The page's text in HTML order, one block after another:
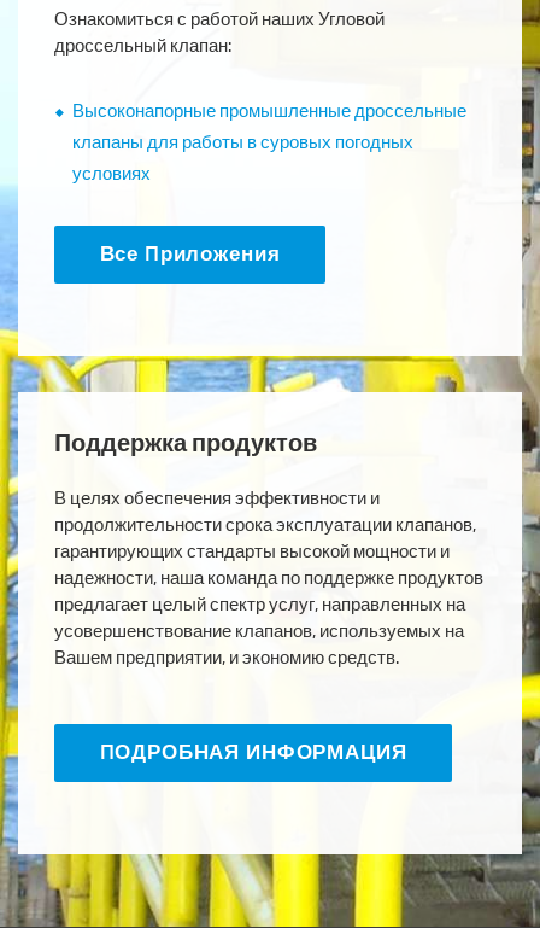
Ознакомиться с работой наших Угловой
дроссельный клапан:
Высоконапорные промышленные дроссельные
клапаны для работы в суровых погодных
условиях
Все Приложения
Поддержка продуктов
В целях обеспечения эффективности и
продолжительности срока эксплуатации клапанов,
гарантирующих стандарты высокой мощности и
надежности, наша команда по поддержке продуктов
предлагает целый спектр услуг, направленных на
усовершенствование клапанов, используемых на
Вашем предприятии, и экономию средств.
ПОДРОБНАЯ ИНФОРМАЦИЯ